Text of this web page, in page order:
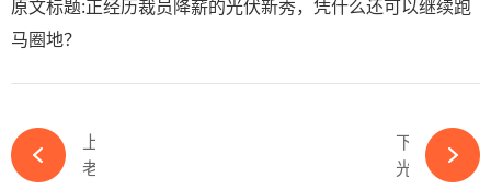
原文标题:正经历裁员降薪的光伏新秀，凭什么还可以继续跑
马圈地？
下一篇
光伏企业齐聚安徽！解锁2024光伏产业大会最新最全参会指南-365wm完美体育官网